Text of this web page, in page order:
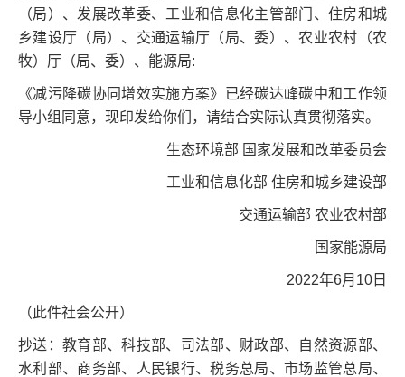
（局）、发展改革委、工业和信息化主管部门、住房和城
乡建设厅（局）、交通运输厅（局、委）、农业农村（农
牧）厅（局、委）、能源局:
《减污降碳协同增效实施方案》已经碳达峰碳中和工作领
导小组同意，现印发给你们，请结合实际认真贯彻落实。
生态环境部 国家发展和改革委员会
工业和信息化部 住房和城乡建设部
交通运输部 农业农村部
国家能源局
2022年6月10日
（此件社会公开）
抄送：教育部、科技部、司法部、财政部、自然资源部、
水利部、商务部、人民银行、税务总局、市场监管总局、